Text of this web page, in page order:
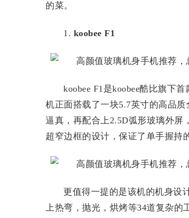
的菜。
1. koobee F1
koobee F1是koobee酷比旗下
机正面搭载了一块5.7英寸的高品
逼真，再配合上2.5D弧形玻璃外屏
超窄边框的设计，保证了单手握持
更值得一提的是该机的机身设
上热弯，抛光，烘烤等34道复杂的